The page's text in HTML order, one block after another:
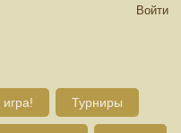
Войти
Турниры